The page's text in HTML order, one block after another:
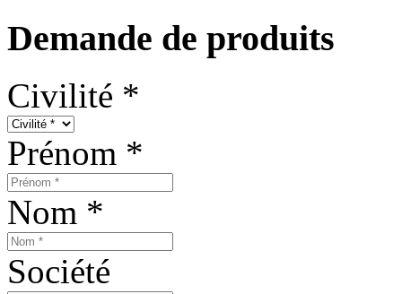
Demande de produits
Civilité *
Prénom *
Nom *
Société